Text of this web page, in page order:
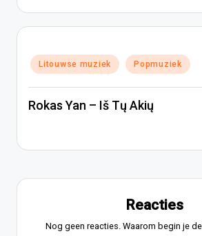
Geplaatst
in
Litouwse muziek Popmuziek
Rokas Yan – Iš Tų Akių
Reacties
Nog geen reacties. Waarom begin je